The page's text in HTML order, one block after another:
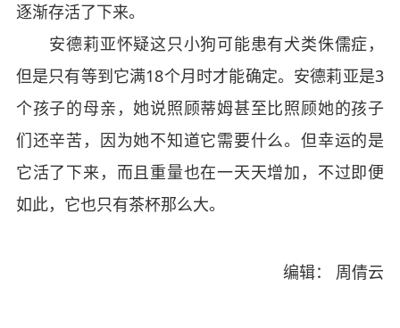
逐渐存活了下来。
安德莉亚怀疑这只小狗可能患有犬类侏儒症，
但是只有等到它满18个月时才能确定。安德莉亚是3
个孩子的母亲，她说照顾蒂姆甚至比照顾她的孩子
们还辛苦，因为她不知道它需要什么。但幸运的是
它活了下来，而且重量也在一天天增加，不过即便
如此，它也只有茶杯那么大。
编辑： 周倩云